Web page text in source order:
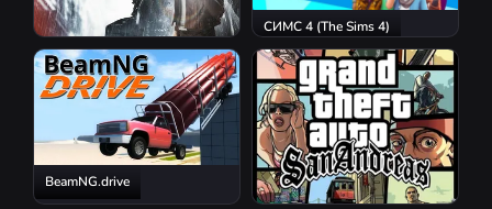
Resident Evil Requiem
СИМС 4 (The Sims 4)
BeamNG.drive